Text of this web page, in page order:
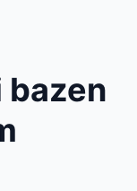
sa pumpom i
na
pumpom i
Steel Pro
152x30cm
bazen